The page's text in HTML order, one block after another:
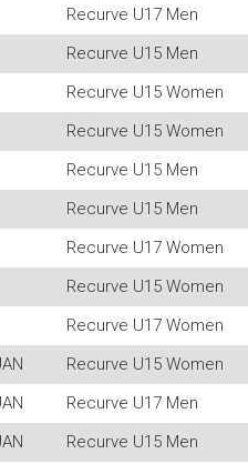
Recurve U17 Men
Recurve U15 Men
Recurve U15 Women
Recurve U15 Women
Recurve U15 Men
Recurve U15 Men
Recurve U17 Women
Recurve U15 Women
Recurve U17 Women
Recurve U15 Women
Recurve U17 Men
Recurve U15 Men